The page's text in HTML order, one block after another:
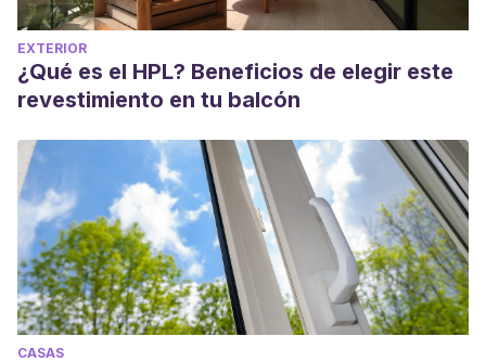
EXTERIOR
¿Qué es el HPL? Beneficios de elegir este
revestimiento en tu balcón
CASAS